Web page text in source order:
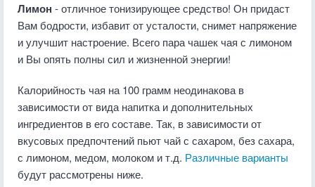
Лимон - отличное тонизирующее средство! Он придаст
Вам бодрости, избавит от усталости, снимет напряжение
и улучшит настроение. Всего пара чашек чая с лимоном
и Вы опять полны сил и жизненной энергии!
Калорийность чая на 100 грамм неодинакова в
зависимости от вида напитка и дополнительных
ингредиентов в его составе. Так, в зависимости от
вкусовых предпочтений пьют чай с сахаром, без сахара,
с лимоном, медом, молоком и т.д. Различные варианты
будут рассмотрены ниже.